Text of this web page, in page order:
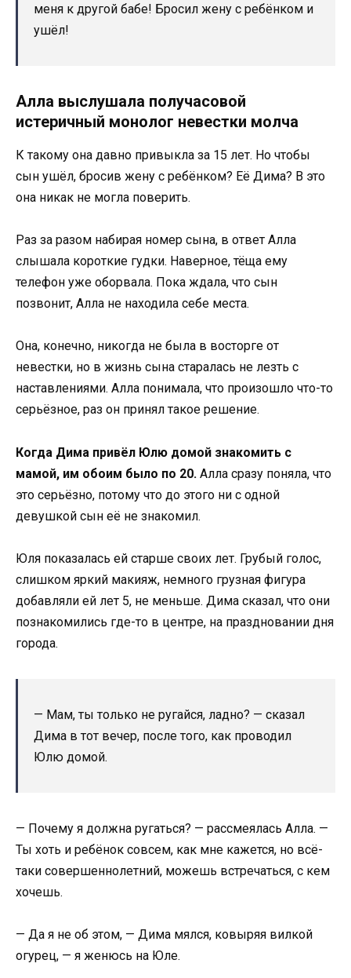
меня к другой бабе! Бросил жену с ребёнком и
ушёл!
Алла выслушала получасовой
истеричный монолог невестки молча
К такому она давно привыкла за 15 лет. Но чтобы
сын ушёл, бросив жену с ребёнком? Её Дима? В это
она никак не могла поверить.
Раз за разом набирая номер сына, в ответ Алла
слышала короткие гудки. Наверное, тёща ему
телефон уже оборвала. Пока ждала, что сын
позвонит, Алла не находила себе места.
Она, конечно, никогда не была в восторге от
невестки, но в жизнь сына старалась не лезть с
наставлениями. Алла понимала, что произошло что-то
серьёзное, раз он принял такое решение.
Когда Дима привёл Юлю домой знакомить с
мамой, им обоим было по 20. Алла сразу поняла, что
это серьёзно, потому что до этого ни с одной
девушкой сын её не знакомил.
Юля показалась ей старше своих лет. Грубый голос,
слишком яркий макияж, немного грузная фигура
добавляли ей лет 5, не меньше. Дима сказал, что они
познакомились где-то в центре, на праздновании дня
города.
— Мам, ты только не ругайся, ладно? — сказал
Дима в тот вечер, после того, как проводил
Юлю домой.
— Почему я должна ругаться? — рассмеялась Алла. —
Ты хоть и ребёнок совсем, как мне кажется, но всё-
таки совершеннолетний, можешь встречаться, с кем
хочешь.
— Да я не об этом, — Дима мялся, ковыряя вилкой
огурец, — я женюсь на Юле.